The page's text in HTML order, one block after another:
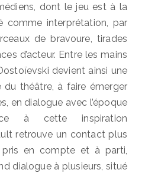
dont le jeu est à la
comme interprétation, par
de bravoure, tirades
d’acteur. Entre les mains
devient ainsi une
théâtre, à faire émerger
en dialogue avec l’époque
à cette inspiration
retrouve un contact plus
en compte et à parti,
dialogue à plusieurs, situé